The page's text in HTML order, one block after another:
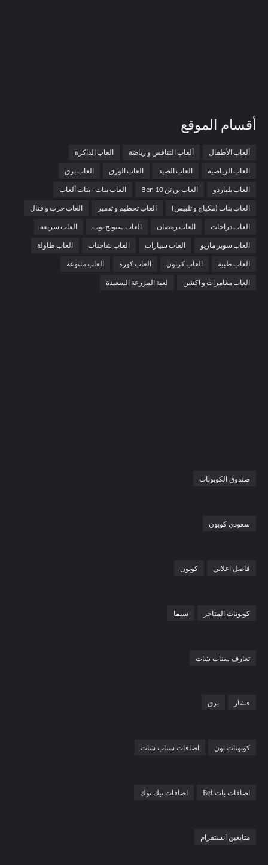
أقسام الموقع
ألعاب الأطفال ألعاب التنافس و رياضة العاب الذاكرة
العاب الرياضية العاب الصيد العاب الورق العاب برق
العاب بلياردو العاب بن تن Ben 10 العاب بنات - بنات ألعاب
العاب بنات (مكياج و تلبيس) العاب تحطيم و تدمير العاب حرب و قتال
العاب دراجات العاب رمضان العاب سبونج بوب العاب سريعة
العاب سوبر ماريو العاب سيارات العاب شاحنات العاب طاولة
العاب طبية العاب كرتون العاب كورة العاب متنوعة
العاب مغامرات و اكشن لعبة المزرعة السعيدة
صندوق الكوبونات
سعودي كوبون
فاصل اعلاني كوبون
كوبونات المتاجر سيما
تعارف سناب شات
فشار برق
كوبونات نون اضافات سناب شات
اضافات بات Bet اضافات تيك توك
متابعين انستقرام